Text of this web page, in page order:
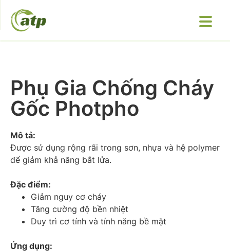
Phụ Gia Chống Cháy
Gốc Photpho
Mô tả:
Được sử dụng rộng rãi trong sơn, nhựa và hệ polymer
để giảm khả năng bắt lửa.
Đặc điểm:
Giảm nguy cơ cháy
Tăng cường độ bền nhiệt
Duy trì cơ tính và tính năng bề mặt
Ứng dụng: